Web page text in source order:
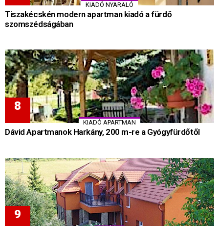
KIADÓ NYARALÓ
Tiszakécskén modern apartman kiadó a fürdő
szomszédságában
KIADÓ APARTMAN
Dávid Apartmanok Harkány, 200 m-re a Gyógyfürdőtől